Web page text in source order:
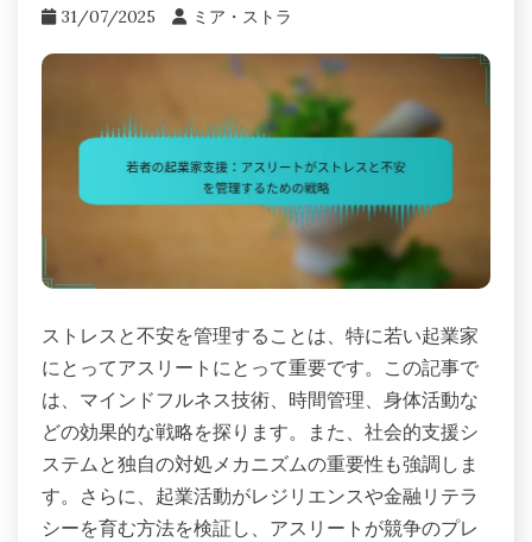
31/07/2025 ミア・ストラ
ストレスと不安を管理することは、特に若い起業家
にとってアスリートにとって重要です。この記事で
は、マインドフルネス技術、時間管理、身体活動な
どの効果的な戦略を探ります。また、社会的支援シ
ステムと独自の対処メカニズムの重要性も強調しま
す。さらに、起業活動がレジリエンスや金融リテラ
シーを育む方法を検証し、アスリートが競争のプレ